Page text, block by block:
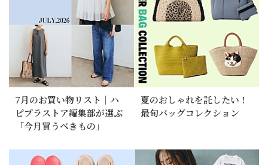
7月のお買い物リスト｜ハ
ピプラストア編集部が選ぶ
「今月買うべきもの」
夏のおしゃれを託したい！
最旬バッグコレクション